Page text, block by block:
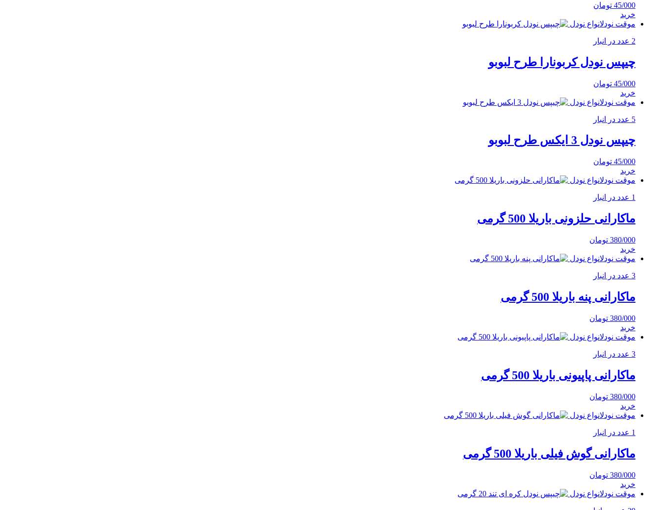
45/000 تومان
خرید
موقت نودلانواع نودل
2 عدد در انبار
چیپس نودل کربونارا طرح لبوبو
45/000 تومان
خرید
موقت نودلانواع نودل
5 عدد در انبار
چیپس نودل 3 ایکس طرح لبوبو
45/000 تومان
خرید
موقت نودلانواع نودل
1 عدد در انبار
ماکارانی حلزونی باریلا 500 گرمی
380/000 تومان
خرید
موقت نودلانواع نودل
3 عدد در انبار
ماکارانی پنه باریلا 500 گرمی
380/000 تومان
خرید
موقت نودلانواع نودل
3 عدد در انبار
ماکارانی پاپیونی باریلا 500 گرمی
380/000 تومان
خرید
موقت نودلانواع نودل
1 عدد در انبار
ماکارانی گوش فیلی باریلا 500 گرمی
380/000 تومان
خرید
موقت نودلانواع نودل